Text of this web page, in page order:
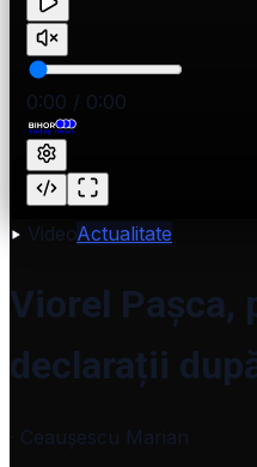
0:00 / 0:00
VideoActualitate
Viorel Pașca,
declarații
· Ceaușescu Marian